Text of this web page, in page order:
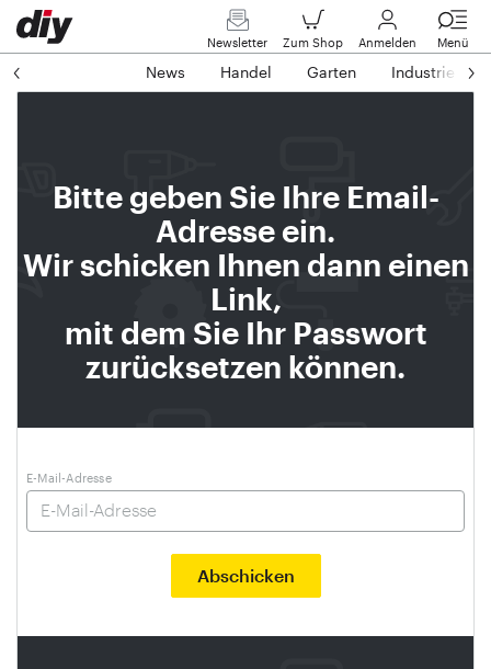
Newsletter Zum Shop Anmelden Menü
News Handel Garten Industrie
Bitte geben Sie Ihre Email-
Adresse ein.
Wir schicken Ihnen dann einen
Link,
mit dem Sie Ihr Passwort
zurücksetzen können.
E-Mail-Adresse